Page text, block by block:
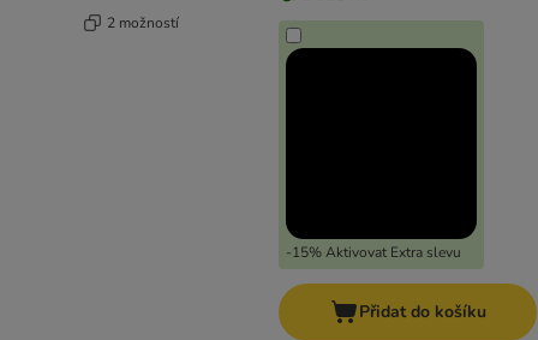
2 možností
-15% Aktivovat Extra slevu
Přidat do košíku